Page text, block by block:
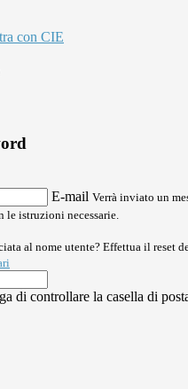
con CIE
E-mail Verrà inviato un
istruzioni necessarie.
al nome utente? Effettua il reset
di controllare la casella di